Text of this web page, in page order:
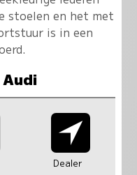
stoelen en het met
is in een
Dealer